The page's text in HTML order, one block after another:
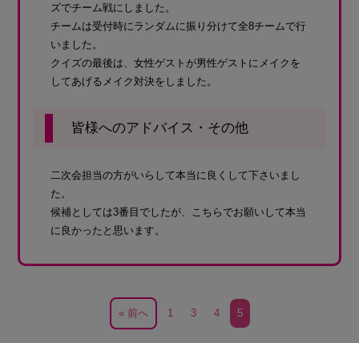
ズでチーム戦にしました。
チームは受付時にランダムに振り分けて全8チームで行
いました。
クイズの最後は、女性ゲストが男性ゲストにメイクを
してあげるメイク対決をしました。
皆様へのアドバイス・その他
二次会担当の方がいらして本当に良くして下さいまし
た。
候補としては3番目でしたが、こちらでお願いして本当
に良かったと思います。
« 前へ 1 3 4 5